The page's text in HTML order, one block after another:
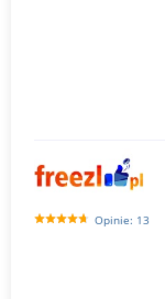
Opinie: 13